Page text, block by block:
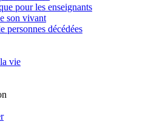
pour les enseignants
son vivant
personnes décédées
vie